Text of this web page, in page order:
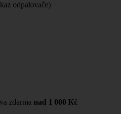
odpalovače)
zdarma nad 1 000 Kč